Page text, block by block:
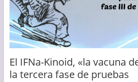
El IFNa-Kinoid, «la vacuna
la tercera fase de pruebas